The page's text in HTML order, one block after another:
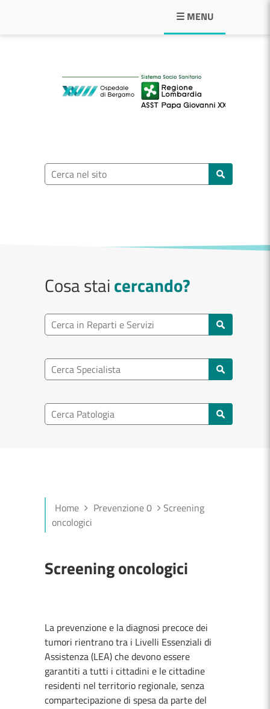
☰ MENU
ASST Papa
Ricerca nel sito
Cosa staicercando?
Ricerca reparto
Ricerca specialisti
Ricerca nel patologia
Home Prevenzione 0
Screening
oncologici
Screening oncologici
La prevenzione e la diagnosi precoce dei
tumori rientrano tra i Livelli Essenziali di
Assistenza (LEA) che devono essere
garantiti a tutti i cittadini e le cittadine
residenti nel territorio regionale, senza
compartecipazione di spesa da parte del